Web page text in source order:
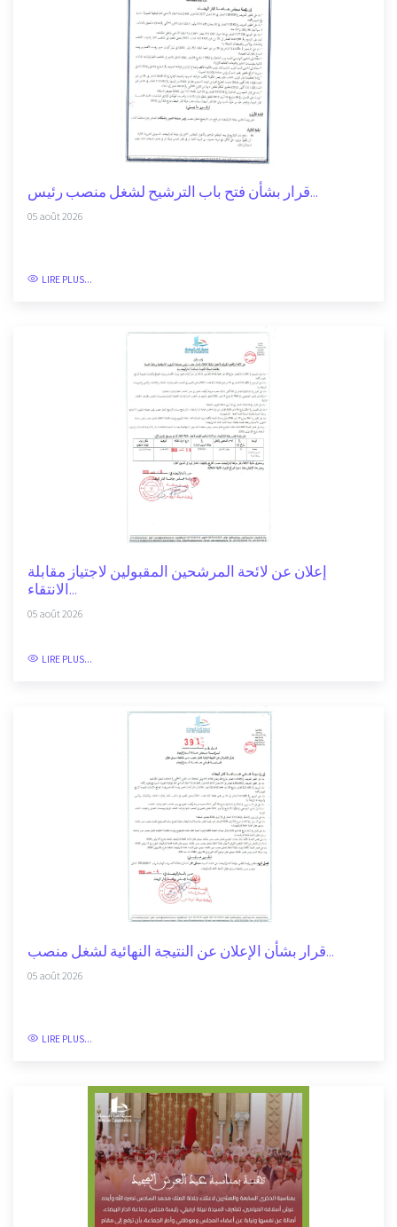
قرار بشأن فتح باب الترشيح لشغل منصب رئيس...
05 août 2026
LIRE PLUS...
إعلان عن لائحة المرشحين المقبولين لاجتياز مقابلة
الانتقاء...
05 août 2026
LIRE PLUS...
قرار بشأن الإعلان عن النتيجة النهائية لشغل منصب...
05 août 2026
LIRE PLUS...